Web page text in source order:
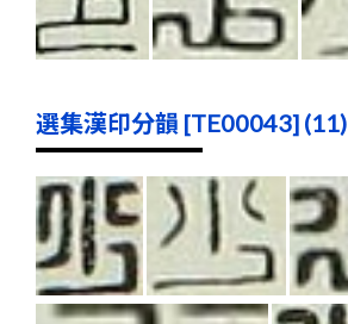
選集漢印分韻 [TE00043] (11)